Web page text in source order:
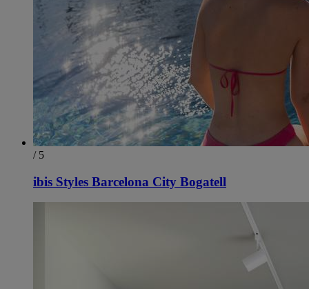
/ 5
ibis Styles Barcelona City Bogatell